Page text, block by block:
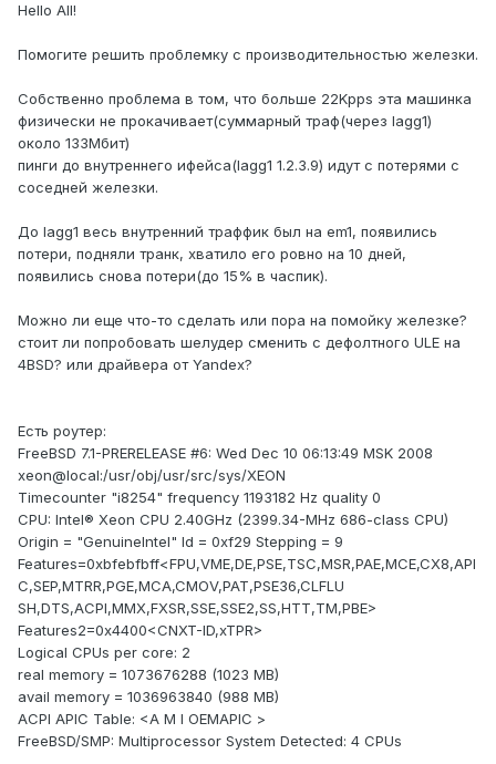
Hello All!
Помогите решить проблемку с производительностью железки.
Собственно проблема в том, что больше 22Kpps эта машинка
физически не прокачивает(суммарный траф(через lagg1)
около 133Мбит)
пинги до внутреннего ифейса(lagg1 1.2.3.9) идут с потерями с
соседней железки.
До lagg1 весь внутренний траффик был на em1, появились
потери, подняли транк, хватило его ровно на 10 дней,
появились снова потери(до 15% в часпик).
Можно ли еще что-то сделать или пора на помойку железке?
стоит ли попробовать шелудер сменить с дефолтного ULE на
4BSD? или драйвера от Yandex?
Есть роутер:
FreeBSD 7.1-PRERELEASE #6: Wed Dec 10 06:13:49 MSK 2008
xeon@local:/usr/obj/usr/src/sys/XEON
Timecounter "i8254" frequency 1193182 Hz quality 0
CPU: Intel® Xeon CPU 2.40GHz (2399.34-MHz 686-class CPU)
Origin = "GenuineIntel" Id = 0xf29 Stepping = 9
Features=0xbfebfbff<FPU,VME,DE,PSE,TSC,MSR,PAE,MCE,CX8,API
C,SEP,MTRR,PGE,MCA,CMOV,PAT,PSE36,CLFLU
SH,DTS,ACPI,MMX,FXSR,SSE,SSE2,SS,HTT,TM,PBE>
Features2=0x4400<CNXT-ID,xTPR>
Logical CPUs per core: 2
real memory = 1073676288 (1023 MB)
avail memory = 1036963840 (988 MB)
ACPI APIC Table: <A M I OEMAPIC >
FreeBSD/SMP: Multiprocessor System Detected: 4 CPUs